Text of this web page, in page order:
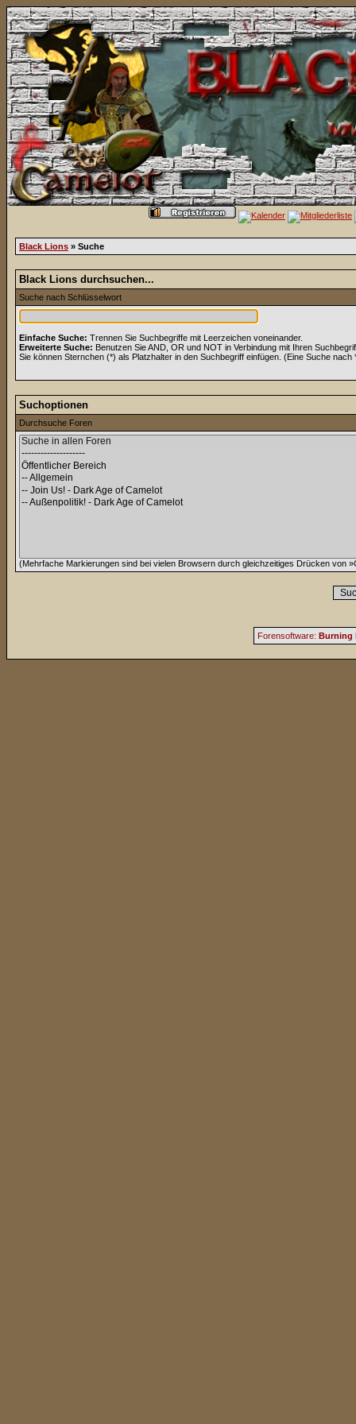
Black Lions » Suche
Black Lions durchsuchen...
Suche nach Schlüsselwort
Einfache Suche: Trennen Sie Suchbegriffe mit Leerzeichen voneinander.
Erweiterte Suche: Benutzen Sie AND, OR und NOT in Verbindung mit Ihren
Sie können Sternchen (*) als Platzhalter in den Suchbegriff einfügen. (Eine Suche
Suchoptionen
Durchsuche Foren
(Mehrfache Markierungen sind bei vielen Browsern durch gleichzeitiges Drücken von
Forensoftware: Burning